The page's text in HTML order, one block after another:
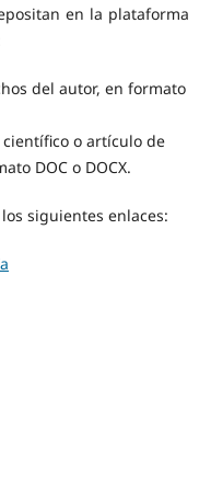
en la plataforma
del autor, en formato
o artículo de
DOC o DOCX.
siguientes enlaces: